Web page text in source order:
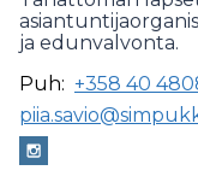
ja edunvalvonta.
Puh: +358 40